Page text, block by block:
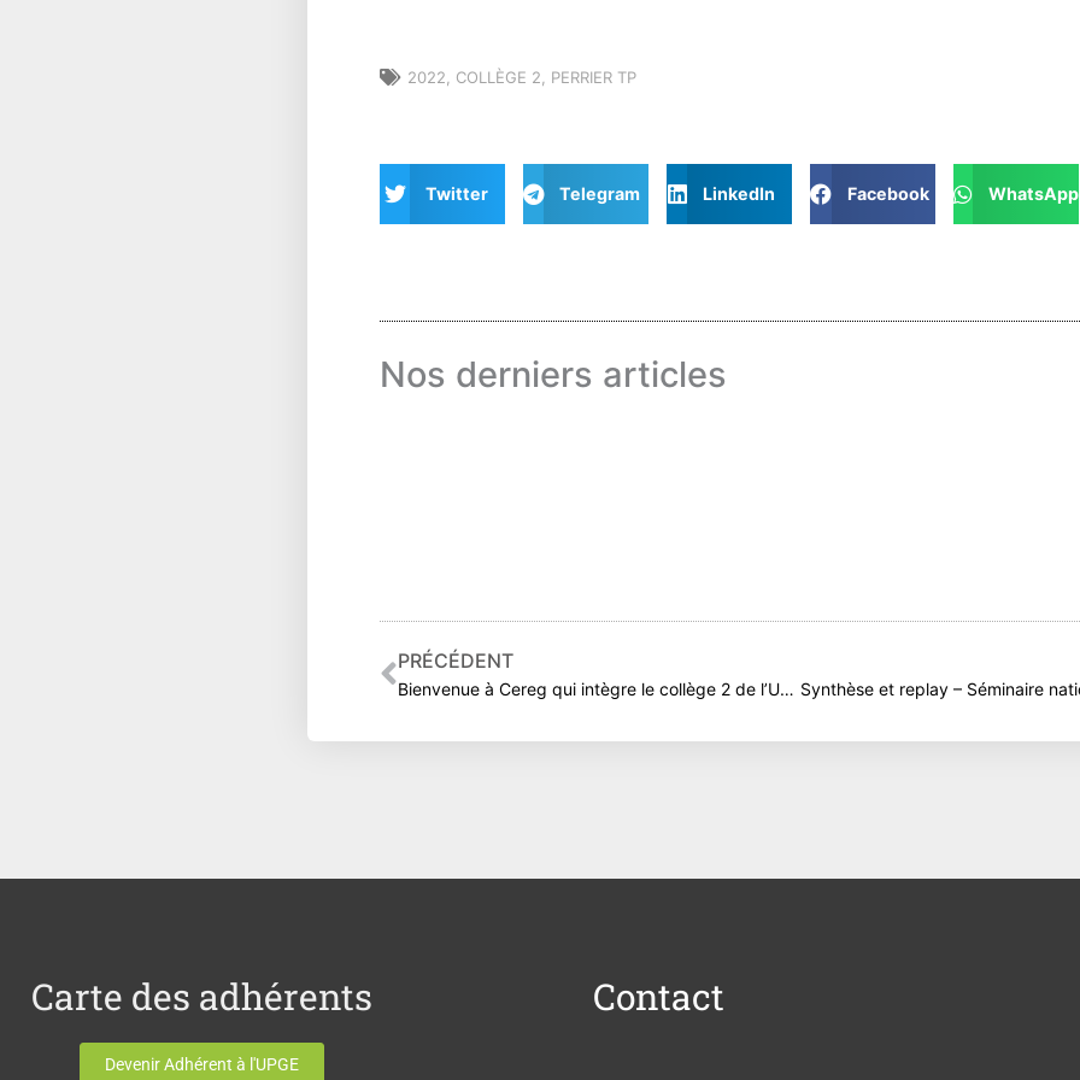
2022 COLLÈGE 2 PERRIER TP
Twitter Telegram LinkedIn Facebook WhatsApp
Nos derniers articles
Précédent
PRÉCÉDENT
Bienvenue à Cereg qui intègre le collège 2 de l’UPGE !
Carte des adhérents
Devenir Adhérent à l'UPGE
Contact